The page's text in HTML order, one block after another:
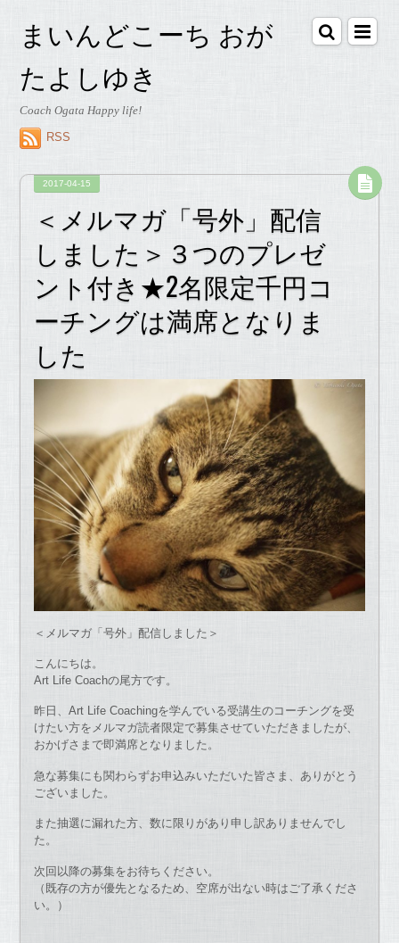
まいんどこーち おが
たよしゆき
Coach Ogata Happy life!
RSS
2017-04-15
＜メルマガ「号外」配信
しました＞３つのプレゼ
ント付き★2名限定千円コ
ーチングは満席となりま
した
＜メルマガ「号外」配信しました＞
こんにちは。
Art Life Coachの尾方です。
昨日、Art Life Coachingを学んでいる受講生のコーチングを受
けたい方をメルマガ読者限定で募集させていただきましたが、
おかげさまで即満席となりました。
急な募集にも関わらずお申込みいただいた皆さま、ありがとう
ございました。
また抽選に漏れた方、数に限りがあり申し訳ありませんでし
た。
次回以降の募集をお待ちください。
（既存の方が優先となるため、空席が出ない時はご了承くださ
い。）